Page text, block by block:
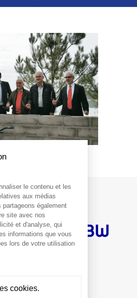
le contenu et les
aux médias
également
site avec nos
et d'analyse, qui
informations que vous
lors de votre utilisation
cookies.
Bejart
CEDEX 4 France
Centrales Solaires au sol
et stockage
d’énergie verte Power
Nos métiers